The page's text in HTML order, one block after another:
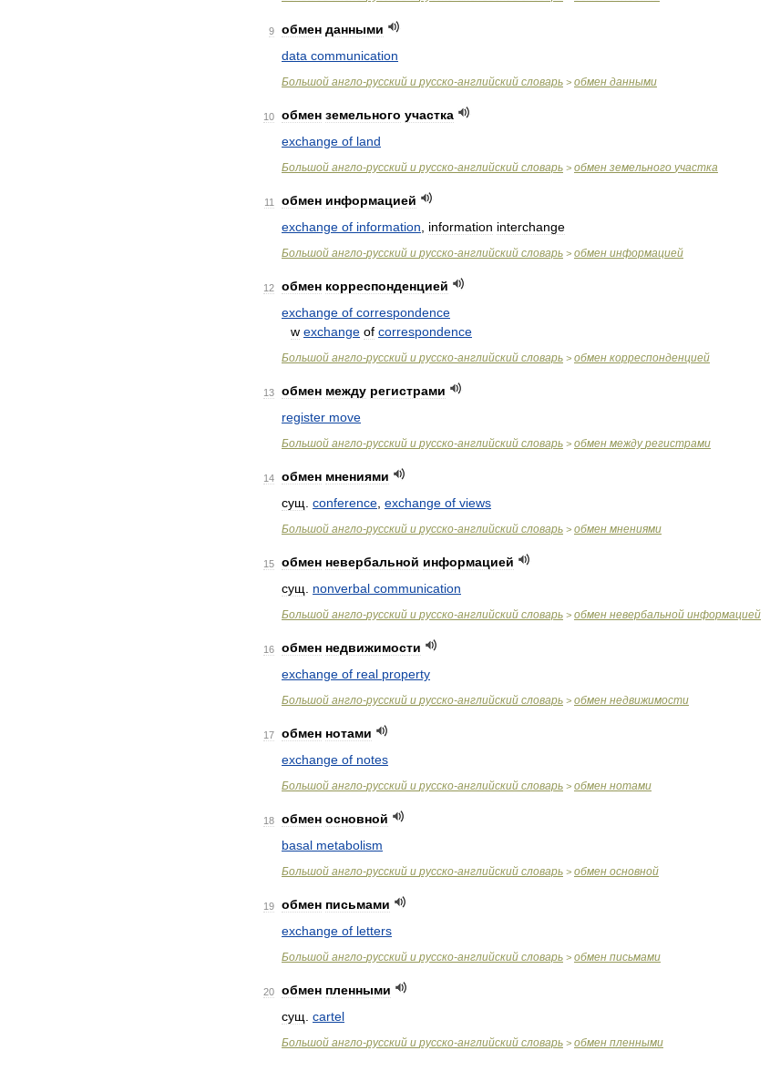
9 обмен данными
data communication
Большой англо-русский и русско-английский словарь > обмен данными
10 обмен земельного участка
exchange of land
Большой англо-русский и русско-английский словарь > обмен земельного участка
11 обмен информацией
exchange of information information interchange
Большой англо-русский и русско-английский словарь > обмен информацией
12 обмен корреспонденцией
exchange of correspondence
w exchange of correspondence
Большой англо-русский и русско-английский словарь > обмен корреспонденцией
13 обмен между регистрами
register move
Большой англо-русский и русско-английский словарь > обмен между регистрами
14 обмен мнениями
сущ conference exchange of views
Большой англо-русский и русско-английский словарь > обмен мнениями
15 обмен невербальной информацией
сущ
nonverbal communication
Большой англо-русский и русско-английский словарь > обмен невербальной информацией
16 обмен недвижимости
exchange of real property
Большой англо-русский и русско-английский словарь > обмен недвижимости
17 обмен нотами
exchange of notes
Большой англо-русский и русско-английский словарь > обмен нотами
18 обмен основной
basal metabolism
Большой англо-русский и русско-английский словарь > обмен основной
19 обмен письмами
exchange of letters
Большой англо-русский и русско-английский словарь > обмен письмами
20 обмен пленными
сущ cartel
Большой англо-русский и русско-английский словарь > обмен пленными